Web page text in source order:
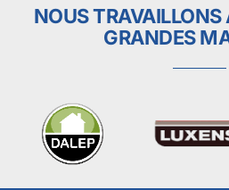
NOUS TRAVAILLONS
GRANDES